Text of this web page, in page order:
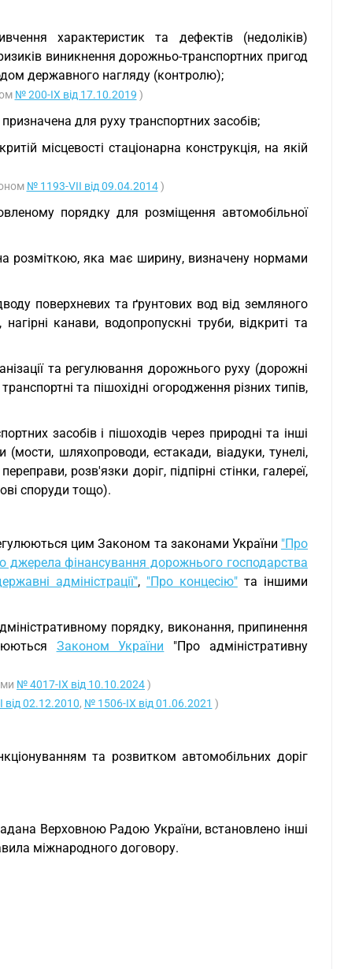
характеристик та дефектів (недоліків)
виникнення дорожньо-транспортних пригод
державного нагляду (контролю);
№ 200-IX від 17.10.2019 )
для руху транспортних засобів;
місцевості стаціонарна конструкція, на якій
№ 1193-VII від 09.04.2014)
порядку для розміщення автомобільної
розміткою, яка має ширину, визначену нормами
поверхневих та ґрунтових вод від земляного
канави, водопропускні труби, відкриті та
та регулювання дорожнього руху (дорожні
та пішохідні огородження різних типів,
засобів і пішоходів через природні та інші
шляхопроводи, естакади, віадуки, тунелі,
розв'язки доріг, підпірні стінки, галереї,
споруди тощо).
цим Законом та законами України "Про
джерела фінансування дорожнього господарства
адміністрації", "Про концесію"та іншими
порядку, виконання, припинення
Законом України "Про адміністративну
№ 4017-IX від 10.10.2024)
02.12.2010, № 1506-IX від 01.06.2021 )
та розвитком автомобільних доріг
Верховною Радою України, встановлено інші
міжнародного договору.